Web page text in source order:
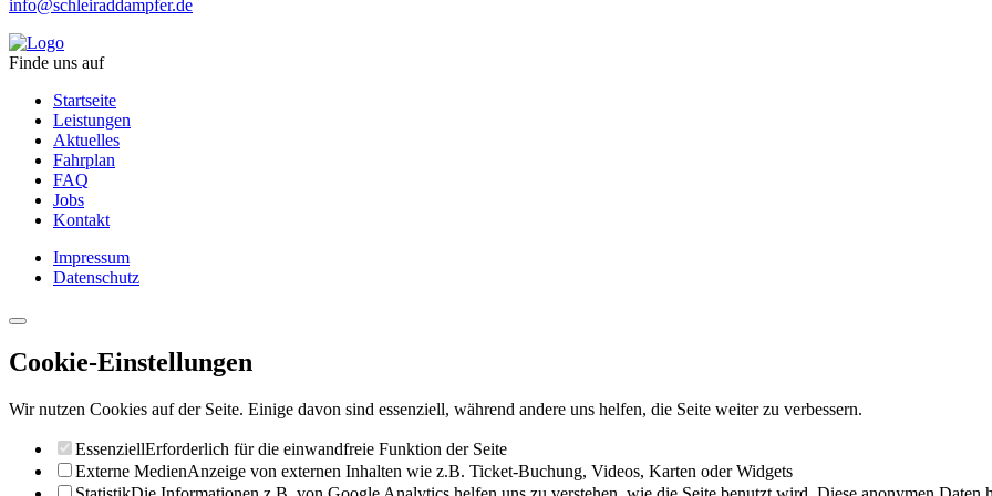
info@schleiraddampfer.de
Finde uns auf
Startseite
Leistungen
Aktuelles
Fahrplan
FAQ
Jobs
Kontakt
Impressum
Datenschutz
Cookie-Einstellungen
Wir nutzen Cookies auf der Seite. Einige davon sind essenziell, während andere uns helfen, die Seite weiter zu verbessern.
EssenziellErforderlich für die einwandfreie Funktion der Seite
Externe MedienAnzeige von externen Inhalten wie z.B. Ticket-Buchung, Videos, Karten oder Widgets